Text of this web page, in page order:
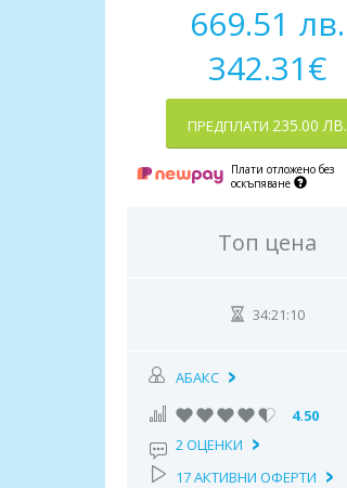
669.51 лв.
342.31€
ПРЕДПЛАТИ 235.00 ЛВ.
Плати отложено без
оскъпяване
Топ цена
34:21:09
АБАКС
4.50
2 ОЦЕНКИ
17 АКТИВНИ ОФЕРТИ